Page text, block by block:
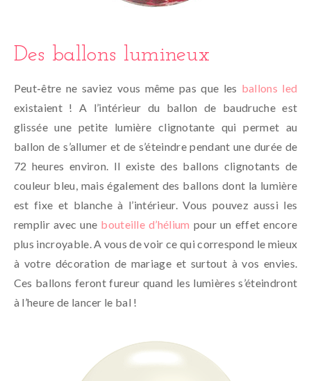
Des ballons lumineux
Peut-être ne saviez vous même pas que les ballons led
existaient ! A l’intérieur du ballon de baudruche est
glissée une petite lumière clignotante qui permet au
ballon de s’allumer et de s’éteindre pendant une durée de
72 heures environ. Il existe des ballons clignotants de
couleur bleu, mais également des ballons dont la lumière
est fixe et blanche à l’intérieur. Vous pouvez aussi les
remplir avec une bouteille d’hélium pour un effet encore
plus incroyable. A vous de voir ce qui correspond le mieux
à votre décoration de mariage et surtout à vos envies.
Ces ballons feront fureur quand les lumières s’éteindront
à l’heure de lancer le bal !